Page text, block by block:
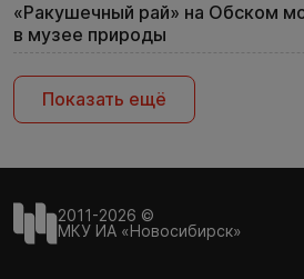
«Ракушечный рай» на Обском
в музее природы
Показать ещё
2011-2026 ©
МКУ ИА «Новосибирск»